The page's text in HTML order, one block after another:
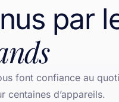
par
font confiance au
centaines d’appareils.